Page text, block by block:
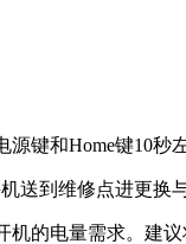
键和Home键10秒
送到维修点进更换
的电量需求。建